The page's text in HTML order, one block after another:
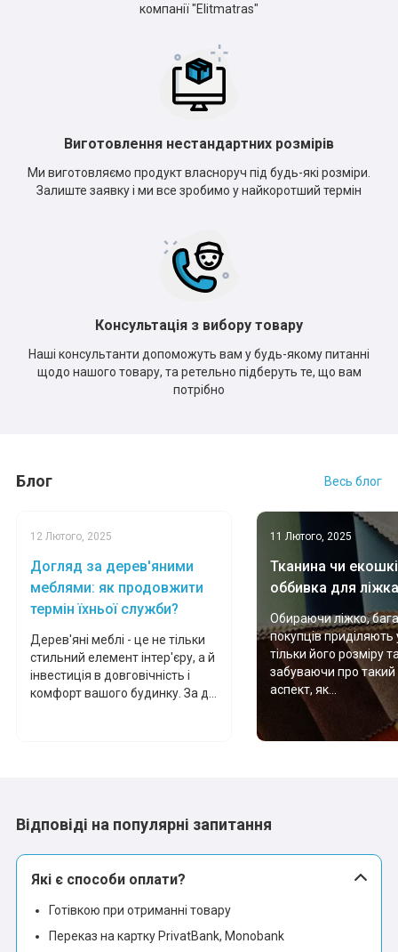
компанії "Elitmatras"
Виготовлення нестандартних розмірів
Ми виготовляємо продукт власноруч під будь-які розміри.
Залиште заявку і ми все зробимо у найкоротший термін
Консультація з вибору товару
Наші консультанти допоможуть вам у будь-якому питанні
щодо нашого товару, та ретельно підберуть те, що вам
потрібно
Блог Весь блог
12 Лютого, 2025
Догляд за дерев'яними
меблями: як продовжити
термін їхньої служби?
Дерев'яні меблі - це не тільки
стильний елемент інтер'єру, а й
інвестиція в довговічність і
комфорт вашого будинку. За д...
11 Лютого, 2025
Тканина чи
оббивка для
Обираючи ліжко,
покупців приділяють
тільки його розміру
забуваючи про
аспект, як...
Відповіді на популярні запитання
Які є способи оплати?
Готівкою при отриманні товару
Переказ на картку PrivatBank, Monobank